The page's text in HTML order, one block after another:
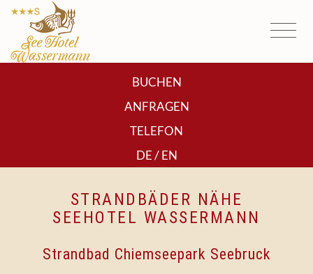
BUCHEN
ANFRAGEN
TELEFON
DE/EN
STRANDBÄDER NÄHE
SEEHOTEL WASSERMANN
Strandbad Chiemseepark Seebruck